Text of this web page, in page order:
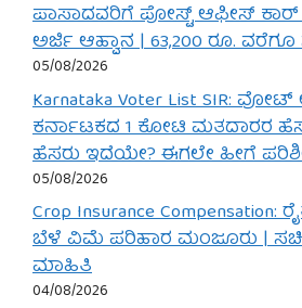
ಪಾಸಾದವರಿಗೆ ಪೋಸ್ಟ್ ಆಫೀಸ್ ಕಾರ್
ಅರ್ಜಿ ಆಹ್ವಾನ | 63,200 ರೂ.
05/08/2026
Karnataka Voter List SIR:
ಕರ್ನಾಟಕದ 1 ಕೋಟಿ ಮತದಾರರ
ಹೆಸರು ಇದೆಯೇ? ಈಗಲೇ ಹೀಗೆ
05/08/2026
Crop Insurance Compensation:
ಬೆಳೆ ವಿಮೆ ಪರಿಹಾರ ಮಂಜೂರು |
ಮಾಹಿತಿ
04/08/2026